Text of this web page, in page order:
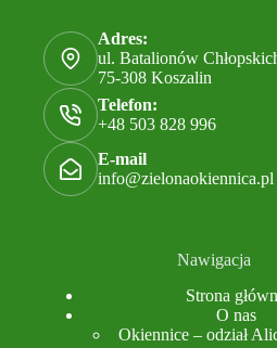
Adres:
ul. Batalionów
75-308 Koszalin
Telefon:
+48 503 828 996
E-mail
info@zielonaokiennica.pl
Nawigacja
Strona
O nas
Okiennice – odział